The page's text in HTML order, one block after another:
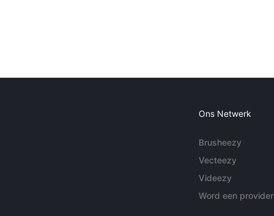
Ons Netwerk
Brusheezy
Vecteezy
Videezy
Word een provider